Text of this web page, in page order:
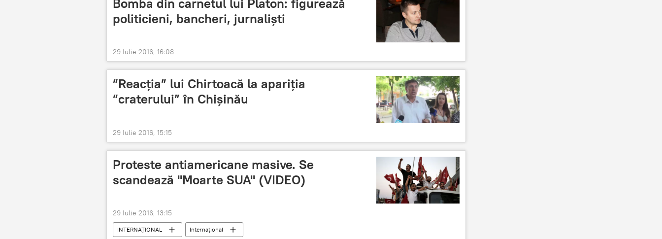
Bomba din carnetul lui Platon: figurează
politicieni, bancheri, jurnaliști
29 Iulie 2016, 16:08
”Reacția” lui Chirtoacă la apariția
”craterului” în Chișinău
29 Iulie 2016, 15:15
Proteste antiamericane masive. Se
scandează "Moarte SUA" (VIDEO)
29 Iulie 2016, 13:15
INTERNAŢIONAL Internaţional